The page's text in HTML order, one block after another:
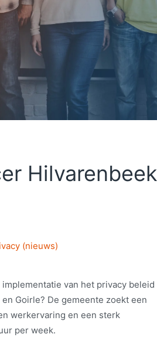
Hilvarenbeek
(nieuws)
van het privacy beleid
Goirle? De gemeente zoekt een
werkervaring en een sterk
per week.